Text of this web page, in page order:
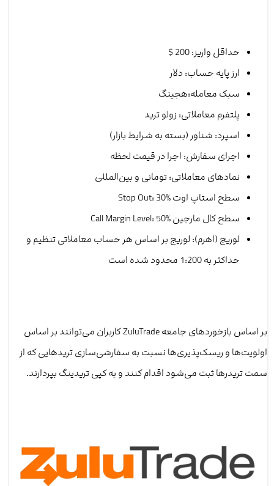
حداقل واریز: 200 $
ارز پایه حساب‌: دلار
سبک معامله:هجینگ
پلتفرم معاملاتی: زولو ترید
اسپرد: شناور (بسته به شرایط بازار)
اجرای سفارش: اجرا در قیمت لحظه
نمادهای معاملاتی: تومانی و بین‌المللی
سطح استاپ اوت Stop Out: 30%
سطح کال مارجین Call Margin Level: 50%
لوریج (اهرم): لوریج بر اساس هر حساب معاملاتی تنظیم و
حداکثر به 1:200 محدود شده است
بر اساس بازخوردهای جامعه ZuluTrade کاربران می‌توانند بر اساس
اولویت‌ها و ریسک‌پذیری‌ها نسبت به سفارشی‌سازی تریدهایی که از
سمت تریدرها ثبت می‌شود اقدام کنند و به کپی تریدینگ بپردازند.